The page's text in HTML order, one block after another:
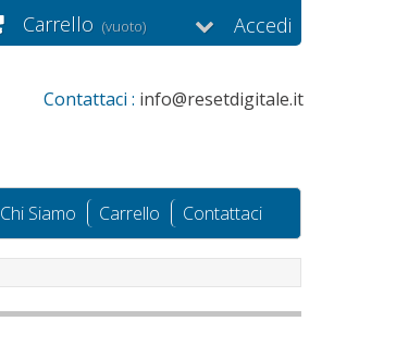
Accedi
Carrello (vuoto)
Contattaci : info@resetdigitale.it
Chi Siamo Carrello Contattaci